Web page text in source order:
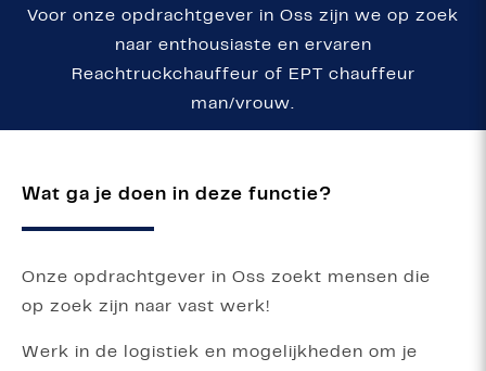
Voor onze opdrachtgever in Oss zijn we op zoek
naar enthousiaste en ervaren
Reachtruckchauffeur of EPT chauffeur
man/vrouw.
Wat ga je doen in deze functie?
Onze opdrachtgever in Oss zoekt mensen die
op zoek zijn naar vast werk!
Werk in de logistiek en mogelijkheden om je